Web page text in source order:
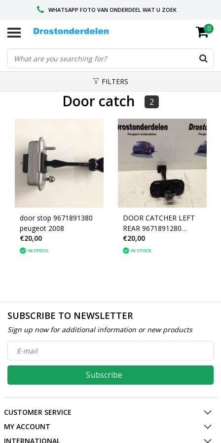
WHATSAPP FOTO VAN ONDERDEEL WAT U ZOEK
VOOR 16.00 BESTELD, VANDAAG VERZONDEN
GESPECIALISEERD PEUGEOT
0
FILTERS
Door catch 2
door stop 9671891380
peugeot 2008
€20,00
IN STOCK
DOOR CATCHER LEFT
REAR 9671891280
PEUGEOT 2008
€20,00
IN STOCK
SUBSCRIBE TO NEWSLETTER
Sign up now for additional information or new products
Subscribe
CUSTOMER SERVICE
MY ACCOUNT
INTERNATIONAL